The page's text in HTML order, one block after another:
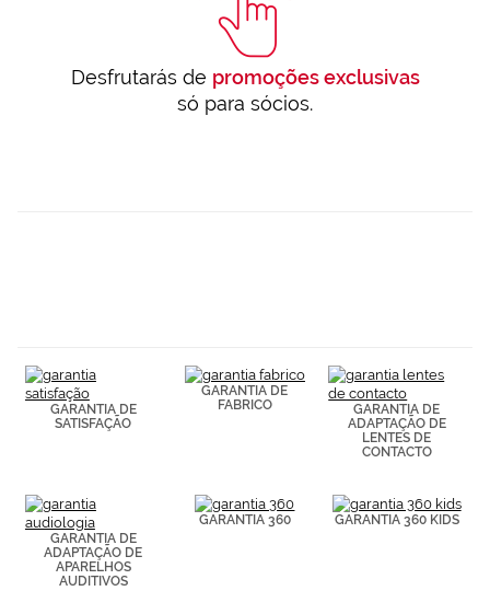
Desfrutarás de promoções exclusivas
só para sócios.
GARANTIA DE
SATISFAÇÃO
GARANTIA DE
FABRICO
GARANTIA DE
ADAPTAÇÃO DE
LENTES DE
CONTACTO
GARANTIA DE
ADAPTAÇÃO DE
APARELHOS
AUDITIVOS
GARANTIA 360 GARANTIA 360 KIDS